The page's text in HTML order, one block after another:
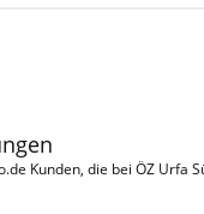
Kunden, die bei ÖZ Urfa